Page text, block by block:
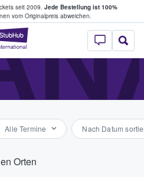
seit 2009. Jede Bestellung ist 100%
vom Originalpreis abweichen.
StubHub - Wo
verkaufen
Alle Termine Nach Datum
Orten